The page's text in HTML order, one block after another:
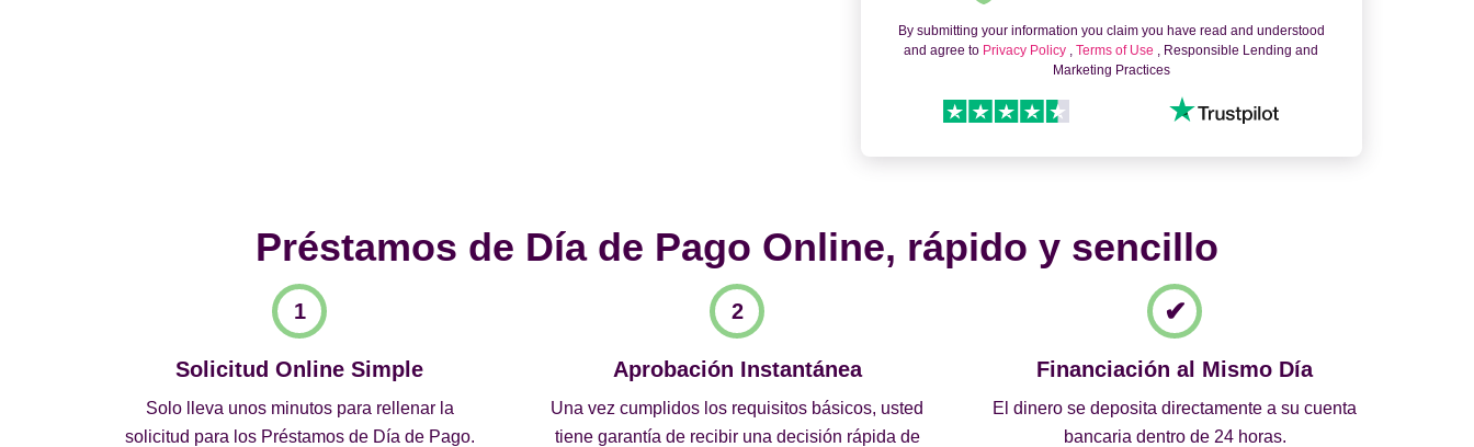
By submitting your information you claim you have read and understood
and agree to Privacy Policy ,Terms of Use , Responsible Lending and
Marketing Practices
Préstamos de Día de Pago Online, rápido y sencillo
Solicitud Online Simple
Solo lleva unos minutos para rellenar la
solicitud para los Préstamos de Día de Pago.
Aprobación Instantánea
Una vez cumplidos los requisitos básicos, usted
tiene garantía de recibir una decisión rápida de
Financiación al Mismo Día
El dinero se deposita directamente a su cuenta
bancaria dentro de 24 horas.